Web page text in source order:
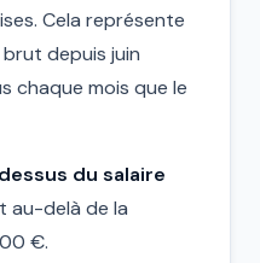
Cela représente
depuis juin
chaque mois que le
du salaire
delà de la
€.